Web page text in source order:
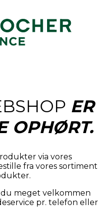
ER
OPHØRT.
via vores
fra vores sortiment
du meget velkommen
pr. telefon eller